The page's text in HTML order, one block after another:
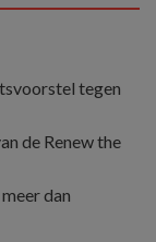
tegen
de Renew the
dan